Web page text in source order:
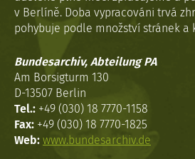
v Berlíně. Doba vypracováni trvá
pohybuje podle množství stránek a
Bundesarchiv, Abteilung PA
Am Borsigturm 130
D-13507 Berlin
Tel.: +49 (030) 18 7770-1158
Fax: +49 (030) 18 7770-1825
Web: www.bundesarchiv.de